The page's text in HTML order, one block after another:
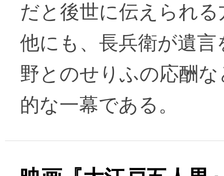
だと後世に伝えられ
他にも、長兵衛が遺
野とのせりふの応酬
的な一幕である。